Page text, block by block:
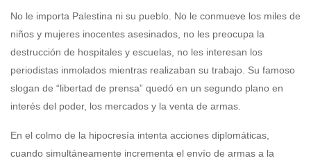
No le importa Palestina ni su pueblo. No le conmueve los miles de
niños y mujeres inocentes asesinados, no les preocupa la
destrucción de hospitales y escuelas, no les interesan los
periodistas inmolados mientras realizaban su trabajo. Su famoso
slogan de “libertad de prensa” quedó en un segundo plano en
interés del poder, los mercados y la venta de armas.
En el colmo de la hipocresía intenta acciones diplomáticas,
cuando simultáneamente incrementa el envío de armas a la